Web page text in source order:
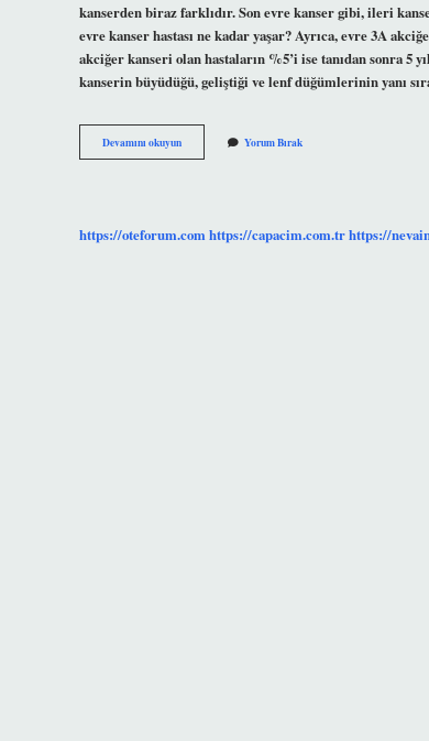
kanserden biraz farklıdır. Son evre kanser gibi, ileri
evre kanser hastası ne kadar yaşar? Ayrıca, evre 3A
akciğer kanseri olan hastaların %5’i ise tanıdan sonra 5
kanserin büyüdüğü, geliştiği ve lenf düğümlerinin yanı
Devamını okuyunKaç
Evre
Yorum Bırak
https://oteforum.comhttps://capacim.com.trhttps://